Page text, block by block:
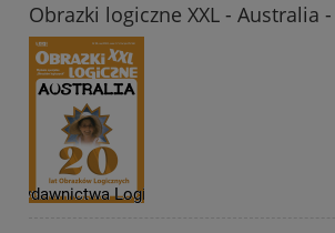
Obrazki logiczne XXL - Australia